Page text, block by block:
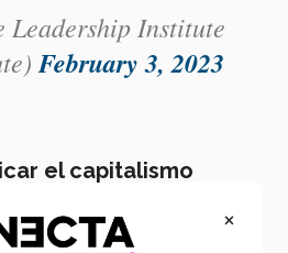
Institute
February 3, 2023
el capitalismo
consciente
tiene 10
×